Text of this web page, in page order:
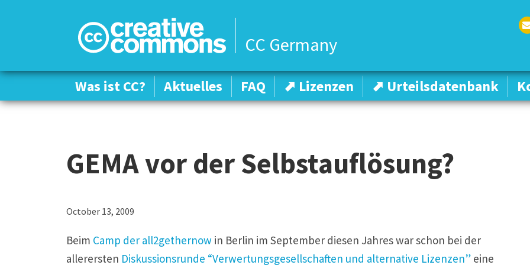
CC Germany
Was ist CC? Aktuelles FAQ ⬈ Lizenzen ⬈ Urteilsdatenbank
Was ist CC? Aktuelles FAQ ⬈ Lizenzen ⬈ Urteilsdatenbank
GEMA vor der Selbstauflösung?
October 13, 2009
Beim Camp der all2gethernow in Berlin im September diesen Jahres war schon bei der
allerersten Diskussionsrunde “Verwertungsgesellschaften und alternative Lizenzen” eine